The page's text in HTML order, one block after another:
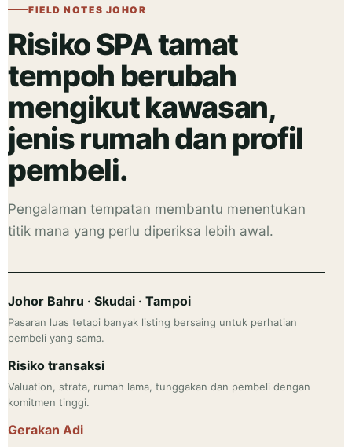
FIELD NOTES JOHOR
Risiko SPA tamat
tempoh berubah
mengikut kawasan,
jenis rumah dan profil
pembeli.
Pengalaman tempatan membantu menentukan
titik mana yang perlu diperiksa lebih awal.
Johor Bahru · Skudai · Tampoi
Pasaran luas tetapi banyak listing bersaing untuk perhatian
pembeli yang sama.
Risiko transaksi
Valuation, strata, rumah lama, tunggakan dan pembeli dengan
komitmen tinggi.
Gerakan Adi